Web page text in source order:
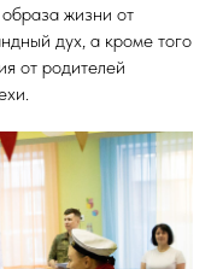
жизни от
дух, а кроме того
от родителей